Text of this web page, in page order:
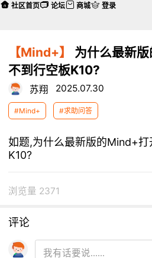
【Mind+】
为什么最新
不到行空板K10?
苏翔 2025.07.30
#Mind+ #求助问答
如题,为什么最新版的Mind+
K10?
浏览量 2371
评论
社区首页 论坛 商城 登录